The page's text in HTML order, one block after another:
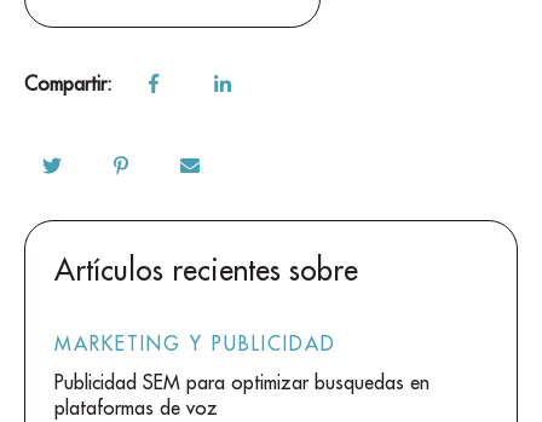
Compartir:
Artículos recientes sobre
MARKETING Y PUBLICIDAD
Publicidad SEM para optimizar busquedas en
plataformas de voz